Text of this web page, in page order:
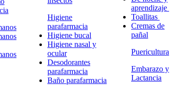
Higiene
parafarmacia
Higiene bucal
Higiene nasal y
ocular
Desodorantes
parafarmacia
Baño parafarmacia
aprendizaje
Toallitas
Cremas de
pañal
Puericultura
Embarazo y
Lactancia